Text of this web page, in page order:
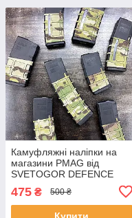
Камуфляжні наліпки на
магазини PMAG від
SVETOGOR DEFENCE
475 ₴ 500 ₴